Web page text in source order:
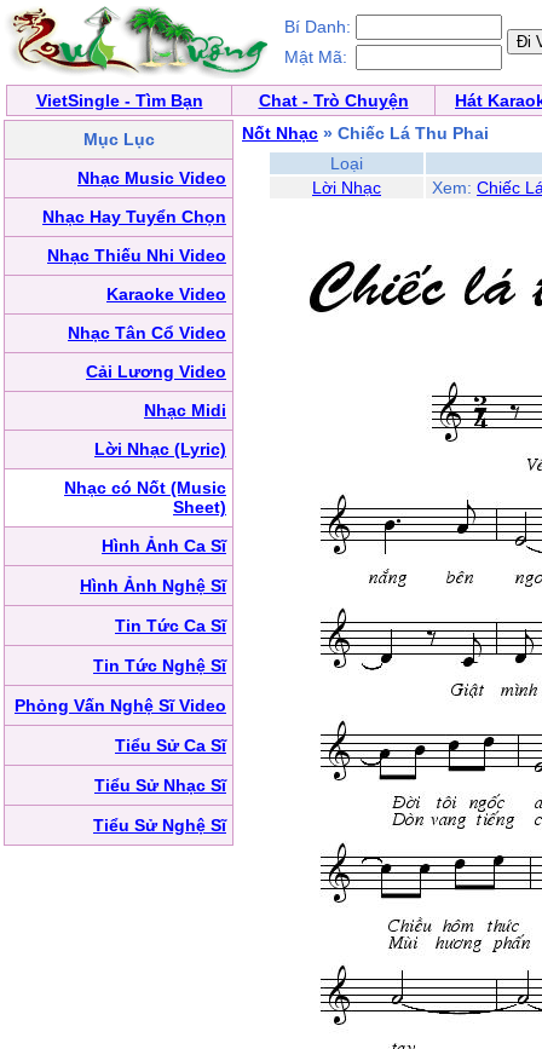
Bí Danh:
Mật Mã:
VietSingle - Tìm Bạn Chat - Trò Chuyện
Hát
Mục Lục
Nhạc Music Video
Nhạc Hay Tuyển Chọn
Nhạc Thiếu Nhi Video
Karaoke Video
Nhạc Tân Cổ Video
Cải Lương Video
Nhạc Midi
Lời Nhạc (Lyric)
Nhạc có Nốt (Music
Sheet)
Hình Ảnh Ca Sĩ
Hình Ảnh Nghệ Sĩ
Tin Tức Ca Sĩ
Tin Tức Nghệ Sĩ
Phỏng Vấn Nghệ Sĩ Video
Tiểu Sử Ca Sĩ
Tiểu Sử Nhạc Sĩ
Tiểu Sử Nghệ Sĩ
Nốt Nhạc » Chiếc Lá Thu Phai
Loại
Lời Nhạc
Xem: Chiếc